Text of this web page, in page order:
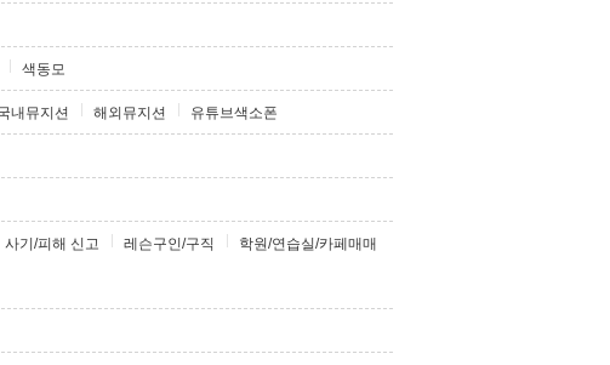
색동모
내뮤지션 해외뮤지션 유튜브색소폰
사기/피해 신고 레슨구인/구직 학원/연습실/카페매매